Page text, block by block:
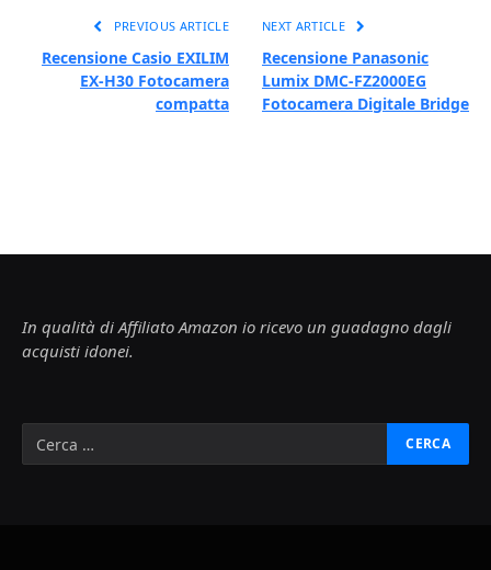
PREVIOUS ARTICLE
Recensione Casio EXILIM
EX-H30 Fotocamera
compatta
NEXT ARTICLE
Recensione Panasonic
Lumix DMC-FZ2000EG
Fotocamera Digitale Bridge
In qualità di Affiliato Amazon io ricevo un guadagno dagli
acquisti idonei.